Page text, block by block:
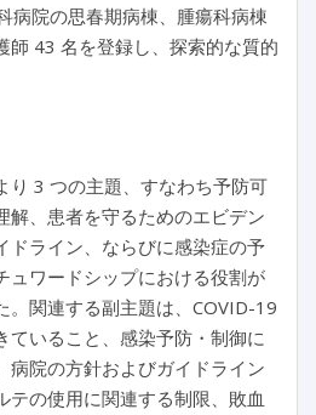
病院の思春期病棟、腫瘍科病棟
師 43 名を登録し、探索的な質的
り 3 つの主題、すなわち予防可
解、患者を守るためのエビデン
ドライン、ならびに感染症の予
ュワードシップにおける役割が
。関連する副主題は、COVID-19
ていること、感染予防・制御に
病院の方針およびガイドライン
テの使用に関連する制限、敗血